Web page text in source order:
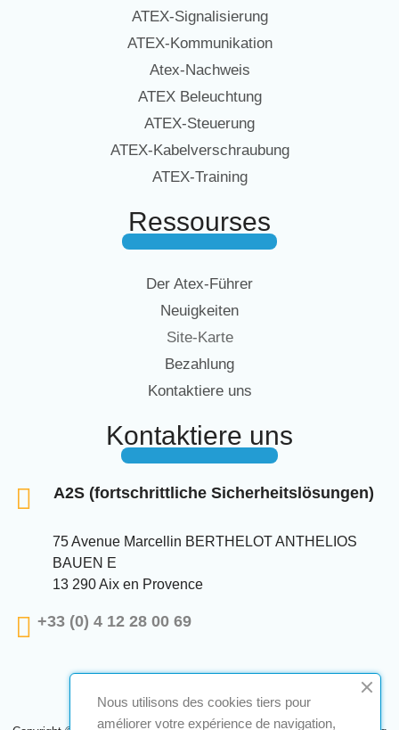
ATEX-Signalisierung
ATEX-Kommunikation
Atex-Nachweis
ATEX Beleuchtung
ATEX-Steuerung
ATEX-Kabelverschraubung
ATEX-Training
Ressourses
Der Atex-Führer
Neuigkeiten
Site-Karte
Bezahlung
Kontaktiere uns
Kontaktiere uns
A2S (fortschrittliche Sicherheitslösungen)
75 Avenue Marcellin BERTHELOT ANTHELIOS
BAUEN E
13 290 Aix en Provence
+33 (0) 4 12 28 00 69
Nous utilisons des cookies tiers pour
améliorer votre expérience de navigation,